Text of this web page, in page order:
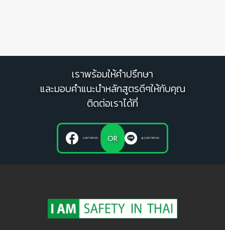
เราพร้อมให้คำปรึกษา
และมอบคำแนะนำหลักสูตรดีๆให้กับคุณ
ติดต่อเราได้ที่
SAFETYINTHAI OR @SAFETYINTHAI